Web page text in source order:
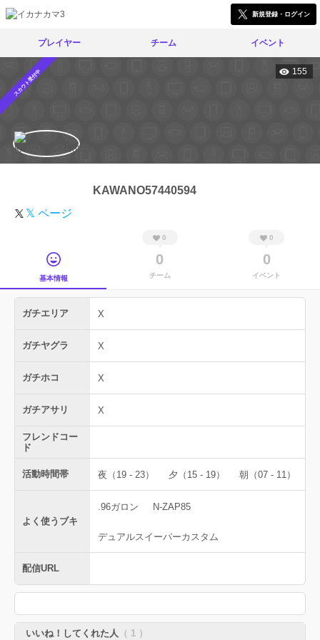
新規登録・ログイン
プレイヤー チーム イベント
スカウト受付中 155
KAWANO57440594
𝕏 ページ
基本情報
0
0
チーム
0
0
イベント
ガチエリア X
ガチヤグラ X
ガチホコ X
ガチアサリ X
フレンドコー
ド
活動時間帯 夜（19 - 23） 夕（15 - 19） 朝（07 - 11）
よく使うブキ
.96ガロン N-ZAP85
デュアルスイーパーカスタム
配信URL
いいね！してくれた人 （ 1 ）